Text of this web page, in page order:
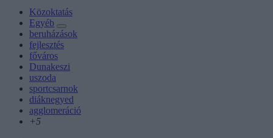
Közoktatás
Egyéb
beruházások
fejlesztés
főváros
Dunakeszi
uszoda
sportcsarnok
diáknegyed
agglomeráció
+5